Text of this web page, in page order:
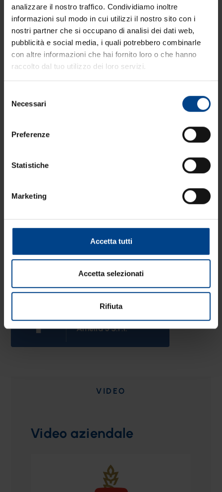
analizzare il nostro traffico. Condividiamo inoltre
informazioni sul modo in cui utilizzi il nostro sito con i
nostri partner che si occupano di analisi dei dati web,
pubblicità e social media, i quali potrebbero combinarle
con altre informazioni che hai fornito loro o che hanno
raccolto dal tuo utilizzo dei loro servizi.
delNecessari
Preferenze
Statistiche
Marketing
Accetta tutti
Accetta selezionati
Rifiuta
Amelia 3
Fraz. Fornole, 05022, Amelia (TR)
www.amelia3.it
Amelia 3 S.r.l.
VIDEO
Video aziendale